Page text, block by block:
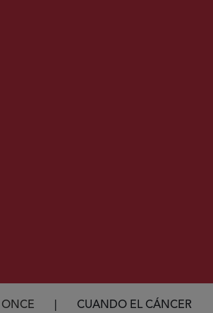
CUANDO EL CÁNCER